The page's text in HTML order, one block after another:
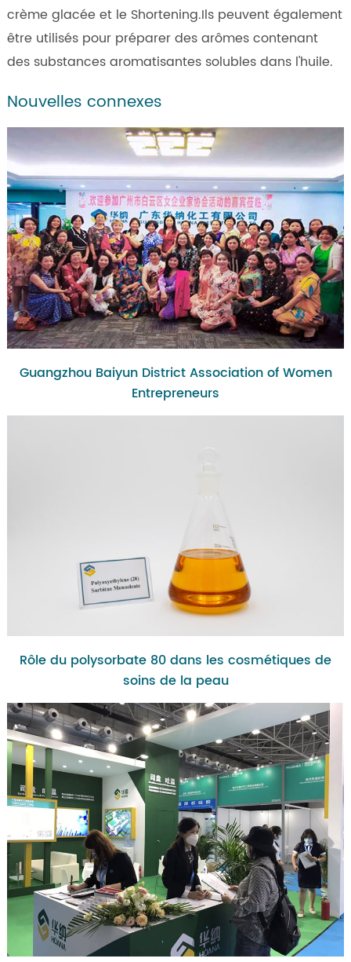
crème glacée et le Shortening.Ils peuvent également
être utilisés pour préparer des arômes contenant
des substances aromatisantes solubles dans l'huile.
Nouvelles connexes
Guangzhou Baiyun District Association of Women
Entrepreneurs
Rôle du polysorbate 80 dans les cosmétiques de
soins de la peau